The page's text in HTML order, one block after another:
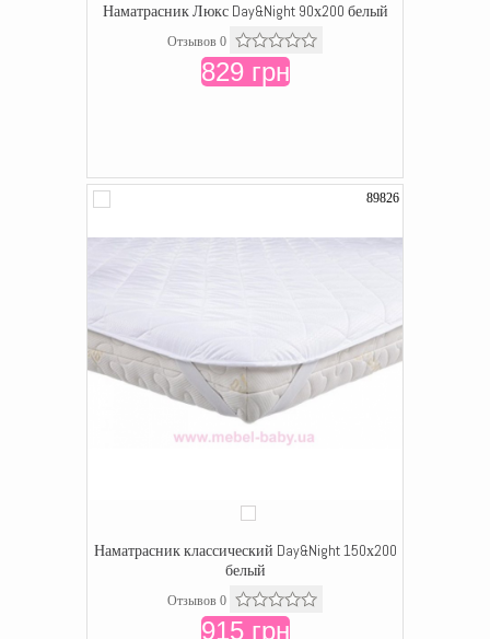
Наматрасник Люкс Day&Night 90х200 белый
Отзывов 0
829 грн
89826
Наматрасник классический Day&Night 150х200
белый
Отзывов 0
915 грн